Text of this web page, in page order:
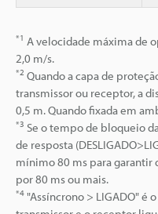
*1 A velocidade máxima de
2,0 m/s.
*2 Quando a capa de
transmissor ou receptor, a
0,5 m. Quando fixada em
*3 Se o tempo de bloqueio
de resposta
mínimo 80 ms para garantir
por 80 ms ou mais.
*4 "Assíncrono > LIGADO" é